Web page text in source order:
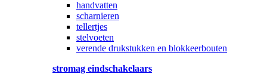
handvatten
scharnieren
tellertjes
stelvoeten
verende drukstukken en blokkeerbouten
stromag eindschakelaars